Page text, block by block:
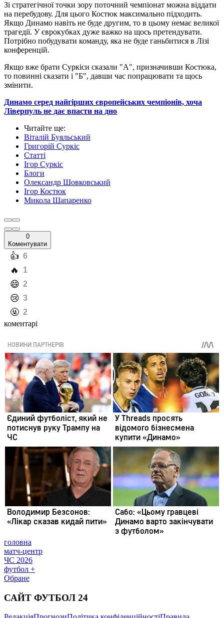
Зі стратегічної точки зору поточний чемпіонат можна віддати
на перебудову. Для цього Костюк максимально підходить.
Якщо Динамо навіть не буде другим, то в цьому немає великої
трагедії. У єврокубках дуже важко на щось претендувати.
Потрібно побудувати команду, яка не буде ганьбитися в Лізі
конференцій.
Якщо вже брати Суркіси сказали "А", призначивши Костюка,
то повинні сказати і "Б", давши час попрацювати та щось
змінити.
Динамо серед найгірших європейських чемпіонів, хоча
Ліверпуль не дає впасти на дно
Читайте ще:
Віталій Буяльський
Григорій Суркіс
Статті
Ігор Суркіс
Блоги
Олександр Шовковський
Ігор Костюк
Микола Шапаренко
0
Коментувати
️👍 6
️🔥 1
️😄 2
️😢 3
️🤬 2
коментарі
головна
матч-центр
ЧС 2026
футбол +
Обране
САЙТ ФУТБОЛ 24